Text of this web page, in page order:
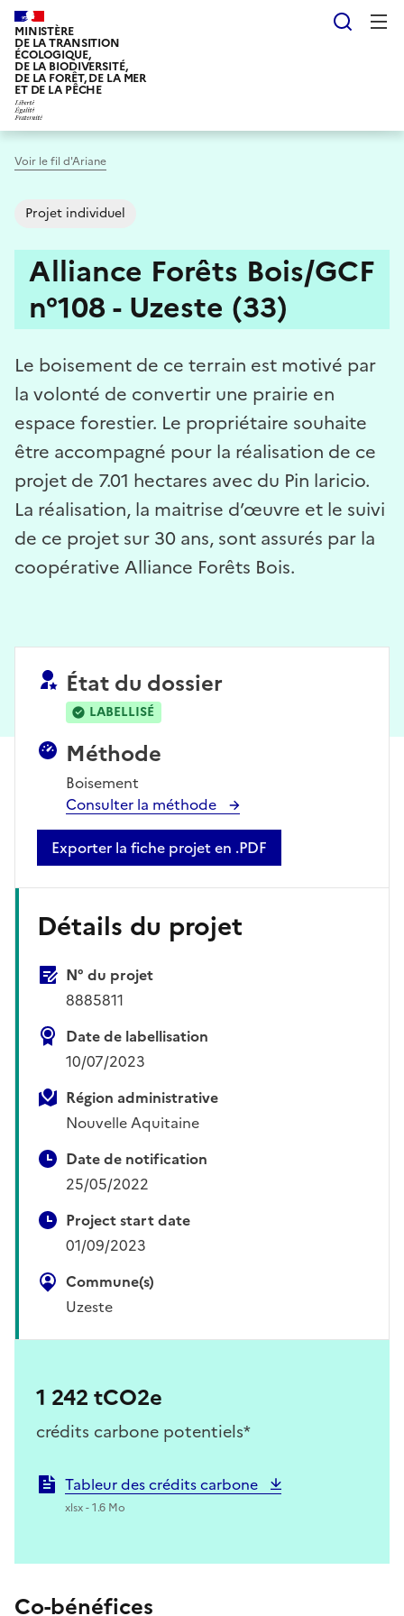
Aller
au
contenu
principal
MINISTÈRE
DE LA TRANSITION
ÉCOLOGIQUE,
DE LA BIODIVERSITÉ,
DE LA FORÊT, DE LA MER
ET DE LA PÊCHE
Voir le fil d'Ariane
Projet individuel
Alliance Forêts Bois/GCF
n°108 - Uzeste (33)
Le boisement de ce terrain est motivé par
la volonté de convertir une prairie en
espace forestier. Le propriétaire souhaite
être accompagné pour la réalisation de ce
projet de 7.01 hectares avec du Pin laricio.
La réalisation, la maitrise d’œuvre et le suivi
de ce projet sur 30 ans, sont assurés par la
coopérative Alliance Forêts Bois.
État du dossier
LABELLISÉ
Méthode
Boisement
Consulter la méthode
Exporter la fiche projet en .PDF
Détails du projet
N° du projet
8885811
Date de labellisation
10/07/2023
Région administrative
Nouvelle Aquitaine
Date de notification
25/05/2022
Project start date
01/09/2023
Commune(s)
Uzeste
1 242 tCO2e
crédits carbone potentiels*
Tableur des crédits carbone
xlsx - 1.6 Mo
Co-bénéfices